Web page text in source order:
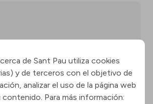
Mostra'n més
de Sant Pau utiliza cookies
y de terceros con el objetivo de
analizar el uso de la página web
contenido. Para más información: